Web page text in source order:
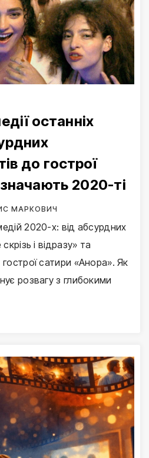
останніх
до гострої
2020-ті
МАРКОВИЧ
2020-х: від абсурдних
і відразу» та
сатири «Анора». Як
розвагу з глибокими